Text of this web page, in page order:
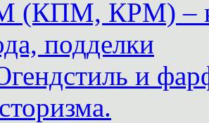
(КПМ, КРМ) –
подделки
и